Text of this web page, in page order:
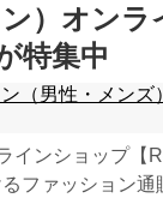
）オン
特集中
（男性・メンズ）
インショップ【
ファッション通